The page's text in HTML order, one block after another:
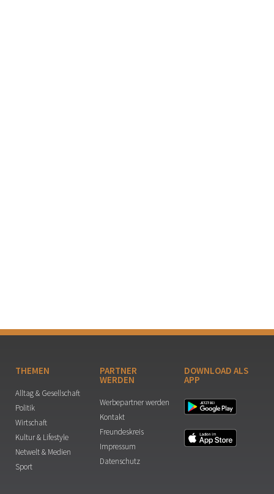
THEMEN
Alltag & Gesellschaft
Politik
Wirtschaft
Kultur & Lifestyle
Netwelt & Medien
Sport
PARTNER
WERDEN
Werbepartner werden
Kontakt
Freundeskreis
Impressum
Datenschutz
DOWNLOAD ALS
APP